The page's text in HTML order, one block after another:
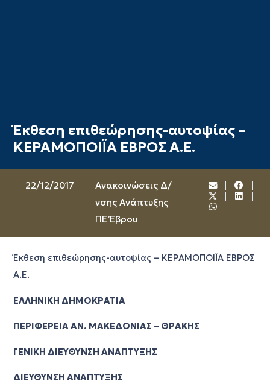
Έκθεση επιθεώρησης-αυτοψίας –
ΚΕΡΑΜΟΠΟΙΪΑ ΕΒΡΟΣ Α.Ε.
22/12/2017
Ανακοινώσεις Δ/
νσης Ανάπτυξης
ΠΕ Έβρου
Έκθεση επιθεώρησης-αυτοψίας – ΚΕΡΑΜΟΠΟΙΪΑ ΕΒΡΟΣ
Α.Ε.
ΕΛΛΗΝΙΚΗ ΔΗΜΟΚΡΑΤΙΑ
ΠΕΡΙΦΕΡΕΙΑ ΑΝ. ΜΑΚΕΔΟΝΙΑΣ – ΘΡΑΚΗΣ
ΓΕΝΙΚΗ ΔΙΕΥΘΥΝΣΗ ΑΝΑΠΤΥΞΗΣ
ΔΙΕΥΘΥΝΣΗ ΑΝΑΠΤΥΞΗΣ